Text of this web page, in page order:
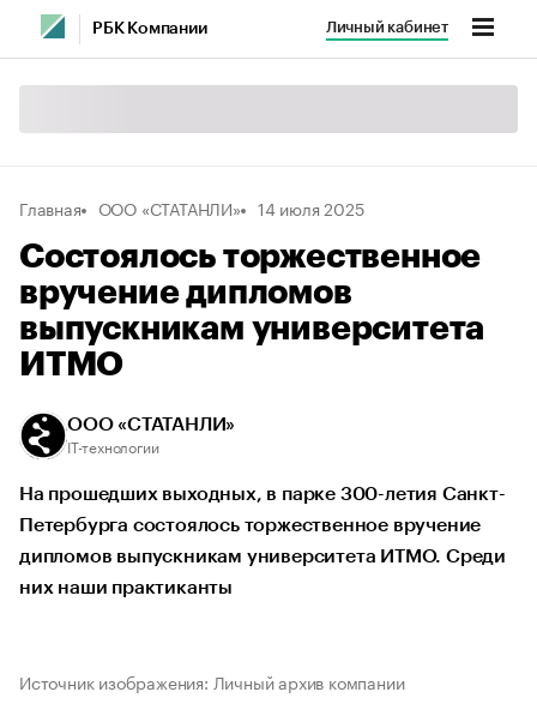
РБК Компании Личный кабинет
Главная ООО «СТАТАНЛИ» 14 июля 2025
Состоялось торжественное
вручение дипломов
выпускникам университета
ИТМО
ООО «СТАТАНЛИ»
IT-технологии
На прошедших выходных, в парке 300-летия Санкт-
Петербурга состоялось торжественное вручение
дипломов выпускникам университета ИТМО. Среди
них наши практиканты
Источник изображения: Личный архив компании